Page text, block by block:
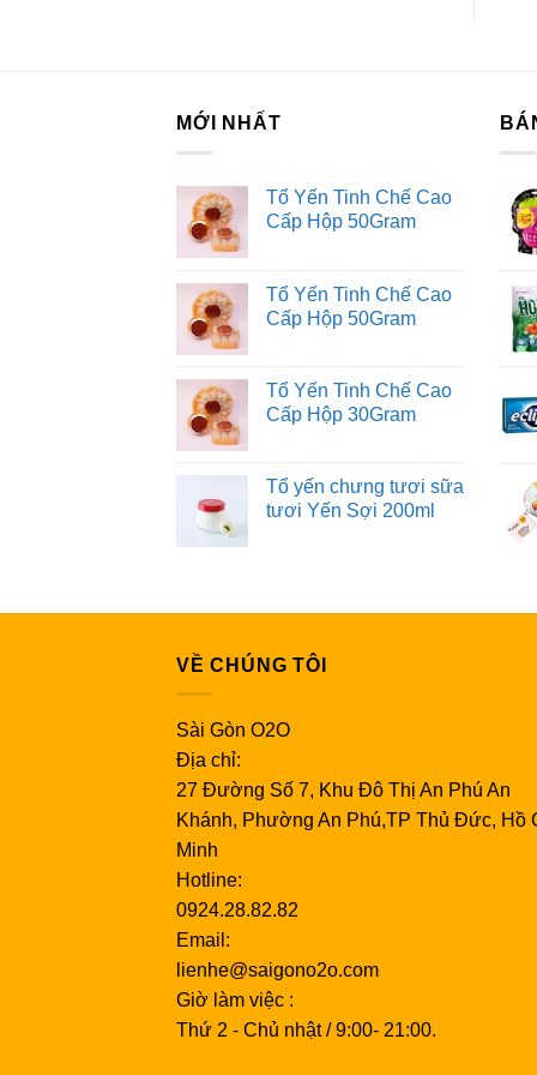
MỚI NHẤT
Tổ Yến Tinh Chế Cao
Cấp Hộp 50Gram
Tổ Yến Tinh Chế Cao
Cấp Hộp 50Gram
Tổ Yến Tinh Chế Cao
Cấp Hộp 30Gram
Tổ yến chưng tươi sữa
tươi Yến Sợi 200ml
VỀ CHÚNG TÔI
Sài Gòn O2O
Địa chỉ:
27 Đường Số 7, Khu Đô Thị An Phú An
Khánh, Phường An Phú,TP Thủ Đức, Hồ
Minh
Hotline:
0924.28.82.82
Email:
lienhe@saigono2o.com
Giờ làm việc :
Thứ 2 - Chủ nhật / 9:00- 21:00.